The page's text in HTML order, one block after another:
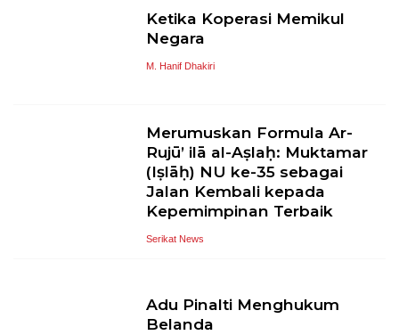
Ketika Koperasi Memikul
Negara
M. Hanif Dhakiri
Merumuskan Formula Ar-
Rujū’ ilā al-Aṣlaḥ: Muktamar
(Iṣlāḥ) NU ke-35 sebagai
Jalan Kembali kepada
Kepemimpinan Terbaik
Serikat News
Adu Pinalti Menghukum
Belanda